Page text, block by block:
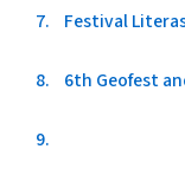
Festival
6th Geofest